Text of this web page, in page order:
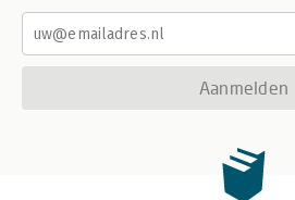
Aanmelden